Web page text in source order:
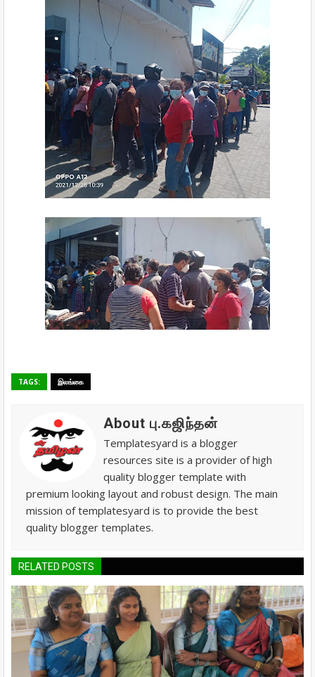
TAGS: இலங்கை
About பு.கஜிந்தன்
Templatesyard is a blogger
resources site is a provider of high
quality blogger template with
premium looking layout and robust design. The main
mission of templatesyard is to provide the best
quality blogger templates.
RELATED POSTS